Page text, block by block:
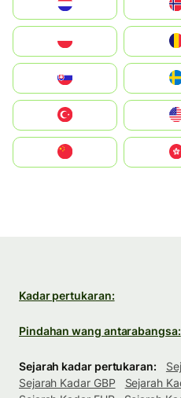
United States
中國香港特別行政區
Kadar pertukaran:
Pindahan wang antarabangsa:
Sejarah kadar pertukaran:
Sejarah Kadar GBP
Sejarah